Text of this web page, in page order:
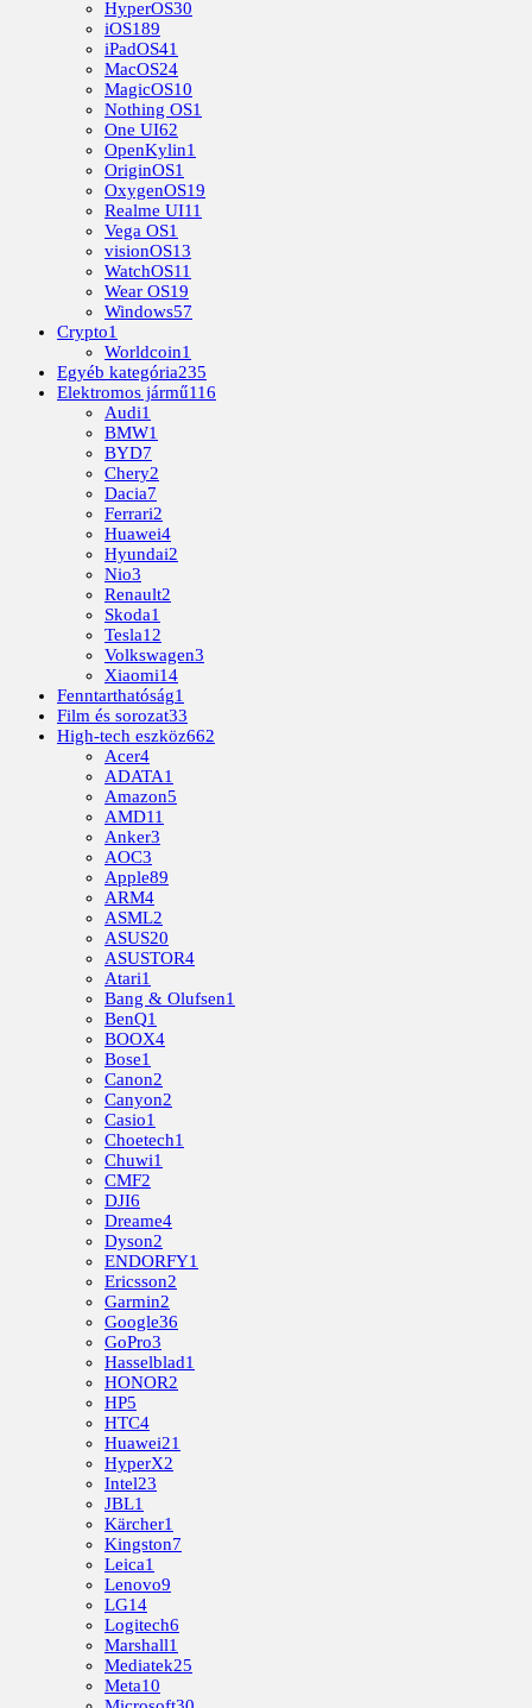
HyperOS30
iOS189
iPadOS41
MacOS24
MagicOS10
Nothing OS1
One UI62
OpenKylin1
OriginOS1
OxygenOS19
Realme UI11
Vega OS1
visionOS13
WatchOS11
Wear OS19
Windows57
Crypto1
Worldcoin1
Egyéb kategória235
Elektromos jármű116
Audi1
BMW1
BYD7
Chery2
Dacia7
Ferrari2
Huawei4
Hyundai2
Nio3
Renault2
Skoda1
Tesla12
Volkswagen3
Xiaomi14
Fenntarthatóság1
Film és sorozat33
High-tech eszköz662
Acer4
ADATA1
Amazon5
AMD11
Anker3
AOC3
Apple89
ARM4
ASML2
ASUS20
ASUSTOR4
Atari1
Bang & Olufsen1
BenQ1
BOOX4
Bose1
Canon2
Canyon2
Casio1
Choetech1
Chuwi1
CMF2
DJI6
Dreame4
Dyson2
ENDORFY1
Ericsson2
Garmin2
Google36
GoPro3
Hasselblad1
HONOR2
HP5
HTC4
Huawei21
HyperX2
Intel23
JBL1
Kärcher1
Kingston7
Leica1
Lenovo9
LG14
Logitech6
Marshall1
Mediatek25
Meta10